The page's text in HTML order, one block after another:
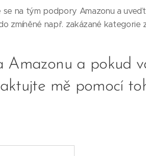
na tým podpory Amazonu a
zmíněné např. zakázané kategorie
Amazonu a pokud
mě pomocí